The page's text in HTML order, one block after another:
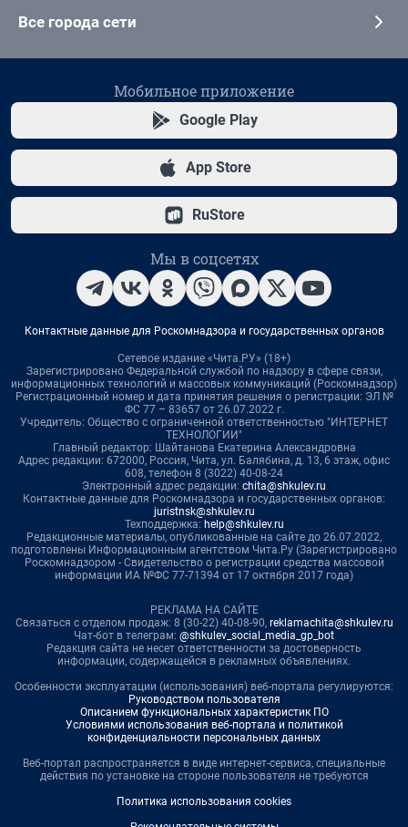
Все города сети
Мобильное приложение
Google Play
App Store
RuStore
Мы в соцсетях
Контактные данные для Роскомнадзора и государственных органов
Сетевое издание «Чита.РУ» (18+)
Зарегистрировано Федеральной службой по надзору в сфере связи,
информационных технологий и массовых коммуникаций (Роскомнадзор)
Регистрационный номер и дата принятия решения о регистрации: ЭЛ №
ФС 77 – 83657 от 26.07.2022 г.
Учредитель: Общество с ограниченной ответственностью "ИНТЕРНЕТ
ТЕХНОЛОГИИ"
Главный редактор: Шайтанова Екатерина Александровна
Адрес редакции: 672000, Россия, Чита, ул. Балябина, д. 13, 6 этаж, офис
608, телефон 8 (3022) 40-08-24
Электронный адрес редакции: chita@shkulev.ru
Контактные данные для Роскомнадзора и государственных органов:
juristnsk@shkulev.ru
Техподдержка: help@shkulev.ru
Редакционные материалы, опубликованные на сайте до 26.07.2022,
подготовлены Информационным агентством Чита.Ру (Зарегистрировано
Роскомнадзором - Свидетельство о регистрации средства массовой
информации ИА №ФС 77-71394 от 17 октября 2017 года)
РЕКЛАМА НА САЙТЕ
Связаться с отделом продаж: 8 (30-22) 40-08-90, reklamachita@shkulev.ru
Чат-бот в телеграм: @shkulev_social_media_gp_bot
Редакция сайта не несет ответственности за достоверность
информации, содержащейся в рекламных объявлениях.
Особенности эксплуатации (использования) веб-портала регулируются:
Руководством пользователя
Описанием функциональных характеристик ПО
Условиями использования веб-портала и политикой
конфиденциальности персональных данных
Веб-портал распространяется в виде интернет-сервиса, специальные
действия по установке на стороне пользователя не требуются
Политика использования cookies